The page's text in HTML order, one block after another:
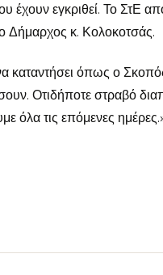
έχουν εγκριθεί. Το ΣτΕ
Δήμαρχος κ. Κολοκοτσάς.
όπως ο
Οτιδήποτε στραβό
όλα τις επόμενες